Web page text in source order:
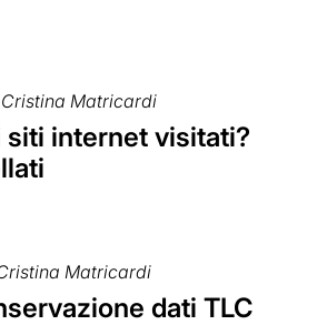
Matricardi
siti internet visitati?
Matricardi
dati TLC